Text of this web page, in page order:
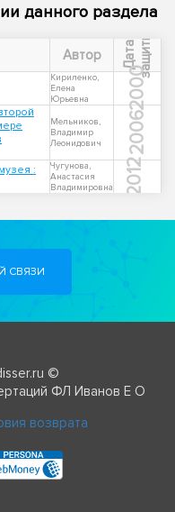
данного раздела
Автор Д
а
т
а
з
а
щ
и
ты
Кириленко,
Елена
Юрьевна
2000
Мельников,
Владимир
Леонидович
2006
:
Чугунова,
Анастасия
Владимировна
2012
СВЯЗИ
©
ФЛ Иванов Е О
возврата